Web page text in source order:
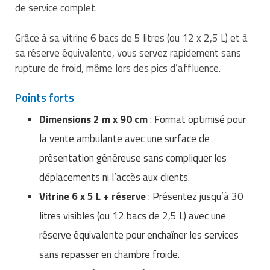
Ustensile cuisine professionnel
Vêtements personnalisés
Vitrines pour magasin
Traitement de l'air
Traitement des eaux
Trancheuse professionnelle
Transformateur électrique
Tubes et profilés
Tuyau flexible
Tuyau galvanisé
Ventilateurs et aération d'atelier
Tapis de bureau
Tapis et caillebotis
Traitement des surfaces
Traitement du linge
Vestiaires et casiers
Equipements de football
Equipements de karting
Equipements pour patinage
Equipements pour roller
Equipements pour skateboard
Equipements pour stade et terrain
sportif
Jeu gymnique
Loisirs
Matériel de fitness
Pétrin professionnel
Piano de cuisson
Plats et plateaux
Pompes à sauce
Portes commandes restaurant
Présentoir pour restaurant
Réchaud professionnel
Réfrigérateur professionnel
Restauration foraine
Robinetterie professionnelle
de service complet.
Grâce à sa vitrine 6 bacs de 5 litres (ou 12 x 2,5 L) et à
sa réserve équivalente, vous servez rapidement sans
rupture de froid, même lors des pics d’affluence.
Points forts
Dimensions 2 m x 90 cm: Format optimisé pour
la vente ambulante avec une surface de
présentation généreuse sans compliquer les
déplacements ni l’accès aux clients.
Vitrine 6 x 5 L + réserve: Présentez jusqu’à 30
litres visibles (ou 12 bacs de 2,5 L) avec une
réserve équivalente pour enchaîner les services
sans repasser en chambre froide.